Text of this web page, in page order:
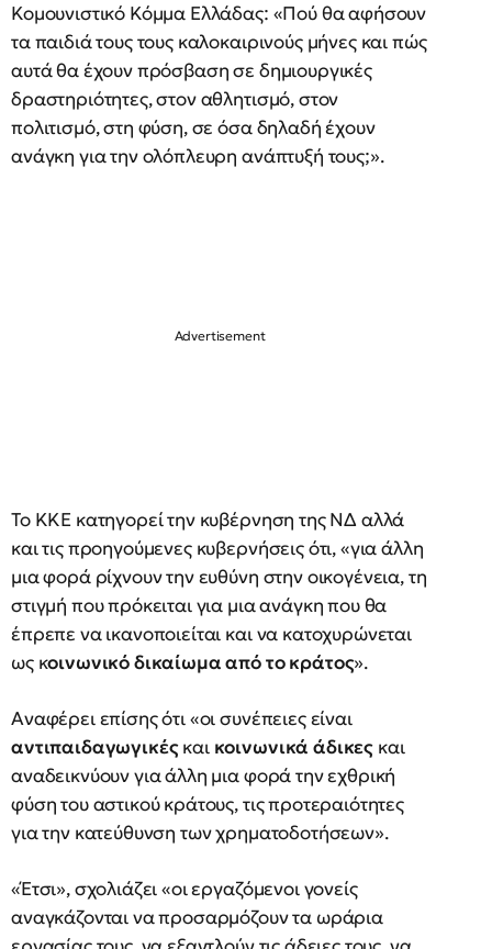
Κομουνιστικό Κόμμα Ελλάδας: «Πού θα αφήσουν
τα παιδιά τους τους καλοκαιρινούς μήνες και πώς
αυτά θα έχουν πρόσβαση σε δημιουργικές
δραστηριότητες, στον αθλητισμό, στον
πολιτισμό, στη φύση, σε όσα δηλαδή έχουν
ανάγκη για την ολόπλευρη ανάπτυξή τους;».
Το ΚΚΕ κατηγορεί την κυβέρνηση της ΝΔ αλλά
και τις προηγούμενες κυβερνήσεις ότι, «για άλλη
μια φορά ρίχνουν την ευθύνη στην οικογένεια, τη
στιγμή που πρόκειται για μια ανάγκη που θα
έπρεπε να ικανοποιείται και να κατοχυρώνεται
ως κοινωνικό δικαίωμα από το κράτος».
Αναφέρει επίσης ότι «οι συνέπειες είναι
αντιπαιδαγωγικέςκαι κοινωνικά άδικες και
αναδεικνύουν για άλλη μια φορά την εχθρική
φύση του αστικού κράτους, τις προτεραιότητες
για την κατεύθυνση των χρηματοδοτήσεων».
«Έτσι», σχολιάζει «οι εργαζόμενοι γονείς
αναγκάζονται να προσαρμόζουν τα ωράρια